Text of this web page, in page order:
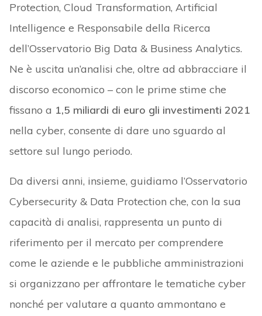
Protection, Cloud Transformation, Artificial
Intelligence e Responsabile della Ricerca
dell’Osservatorio Big Data & Business Analytics.
Ne è uscita un’analisi che, oltre ad abbracciare il
discorso economico – con le prime stime che
fissano a 1,5 miliardi di euro gli investimenti 2021
nella cyber, consente di dare uno sguardo al
settore sul lungo periodo.
Da diversi anni, insieme, guidiamo l’Osservatorio
Cybersecurity & Data Protection che, con la sua
capacità di analisi, rappresenta un punto di
riferimento per il mercato per comprendere
come le aziende e le pubbliche amministrazioni
si organizzano per affrontare le tematiche cyber
nonché per valutare a quanto ammontano e